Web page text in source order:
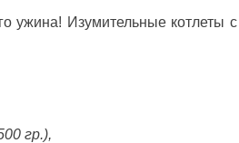
ужина! Изумительные котлеты
гр.),